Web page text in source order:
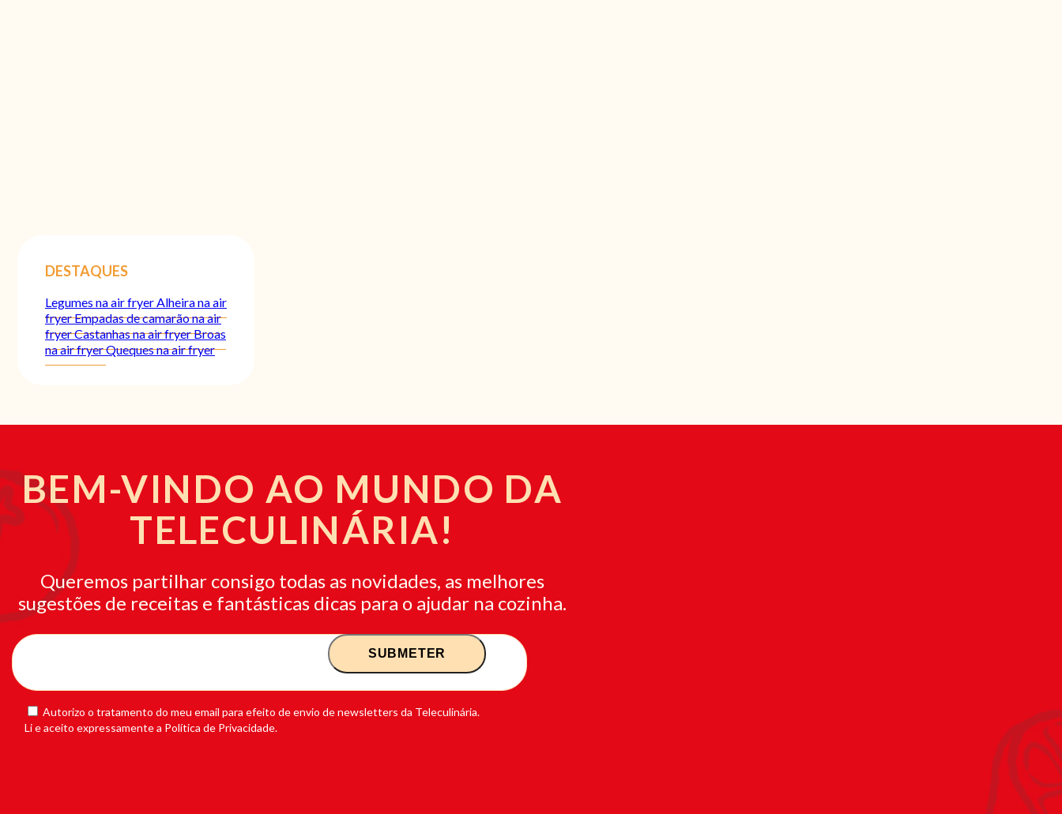
DESTAQUES
Legumes na air fryerAlheira na air
fryerEmpadas de camarão na air
fryerCastanhas na air fryerBroas
na air fryerQueques na air fryer
BEM-VINDO AO MUNDO DA
TELECULINÁRIA!
Queremos partilhar consigo todas as novidades, as melhores
sugestões de receitas e fantásticas dicas para o ajudar na cozinha.
Autorizo o tratamento do meu email para efeito de envio de newsletters da Teleculinária.
Li e aceito expressamente a Política de Privacidade.